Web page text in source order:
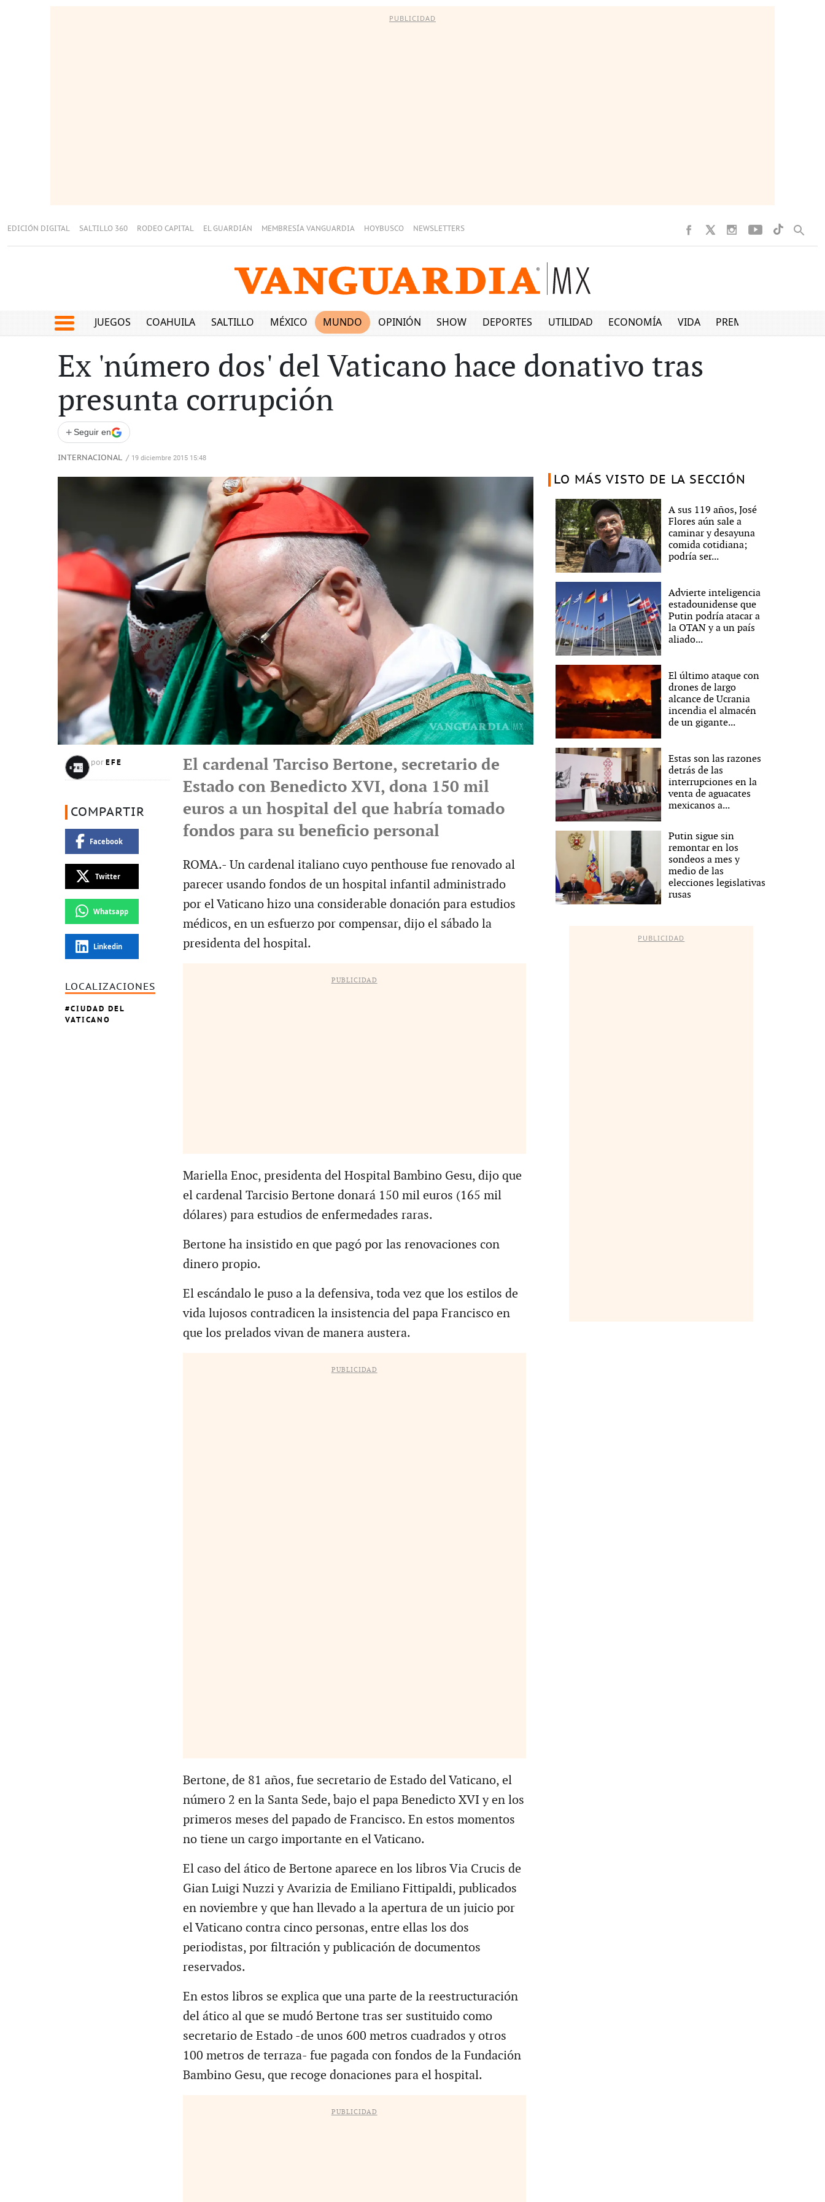
PUBLICIDAD
EDICIÓN DIGITAL SALTILLO 360 RODEO CAPITAL EL GUARDIÁN MEMBRESÍA VANGUARDIA HOYBUSCO NEWSLETTERS
JUEGOS COAHUILA SALTILLO MÉXICO MUNDO OPINIÓN SHOW DEPORTES UTILIDAD ECONOMÍA VIDA PREMIUM
Ex 'número dos' del Vaticano hace donativo tras
presunta corrupción
+ Seguir en
INTERNACIONAL / 19 diciembre 2015 15:48
por EFE
COMPARTIR
Facebook
Twitter
Whatsapp
Linkedin
LOCALIZACIONES
CIUDAD DEL
VATICANO
El cardenal Tarciso Bertone, secretario de
Estado con Benedicto XVI, dona 150 mil
euros a un hospital del que habría tomado
fondos para su beneficio personal
ROMA.- Un cardenal italiano cuyo penthouse fue renovado al
parecer usando fondos de un hospital infantil administrado
por el Vaticano hizo una considerable donación para estudios
médicos, en un esfuerzo por compensar, dijo el sábado la
presidenta del hospital.
PUBLICIDAD
Mariella Enoc, presidenta del Hospital Bambino Gesu, dijo que
el cardenal Tarcisio Bertone donará 150 mil euros (165 mil
dólares) para estudios de enfermedades raras.
Bertone ha insistido en que pagó por las renovaciones con
dinero propio.
El escándalo le puso a la defensiva, toda vez que los estilos de
vida lujosos contradicen la insistencia del papa Francisco en
que los prelados vivan de manera austera.
PUBLICIDAD
Bertone, de 81 años, fue secretario de Estado del Vaticano, el
número 2 en la Santa Sede, bajo el papa Benedicto XVI y en los
primeros meses del papado de Francisco. En estos momentos
no tiene un cargo importante en el Vaticano.
El caso del ático de Bertone aparece en los libros Via Crucis de
Gian Luigi Nuzzi y Avarizia de Emiliano Fittipaldi, publicados
en noviembre y que han llevado a la apertura de un juicio por
el Vaticano contra cinco personas, entre ellas los dos
periodistas, por filtración y publicación de documentos
reservados.
En estos libros se explica que una parte de la reestructuración
del ático al que se mudó Bertone tras ser sustituido como
secretario de Estado -de unos 600 metros cuadrados y otros
100 metros de terraza- fue pagada con fondos de la Fundación
Bambino Gesu, que recoge donaciones para el hospital.
PUBLICIDAD
LO MÁS VISTO DE LA SECCIÓN
A sus 119 años, José
Flores aún sale a
caminar y desayuna
comida cotidiana;
podría ser...
Advierte inteligencia
estadounidense que
Putin podría atacar a
la OTAN y a un país
aliado...
El último ataque con
drones de largo
alcance de Ucrania
incendia el almacén
de un gigante...
Estas son las razones
detrás de las
interrupciones en la
venta de aguacates
mexicanos a...
Putin sigue sin
remontar en los
sondeos a mes y
medio de las
elecciones legislativas
rusas
PUBLICIDAD